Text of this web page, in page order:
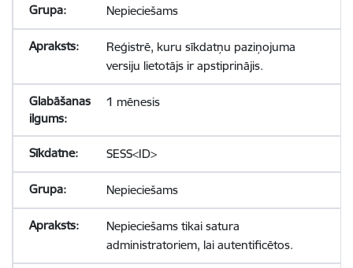
Nepieciešams
Reģistrē, kuru sīkdatņu paziņojuma
versiju lietotājs ir apstiprinājis.
1 mēnesis
SESS<ID>
Nepieciešams
Nepieciešams tikai satura
administratoriem, lai autentificētos.